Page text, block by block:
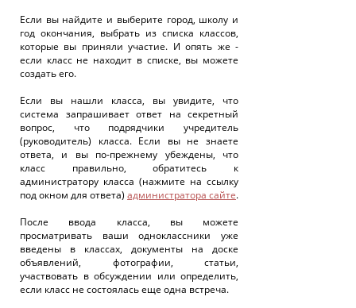
Если вы найдите и выберите город, школу и
год окончания, выбрать из списка классов,
которые вы приняли участие. И опять же -
если класс не находит в списке, вы можете
создать его.
Если вы нашли класса, вы увидите, что
система запрашивает ответ на секретный
вопрос, что подрядчики учредитель
(руководитель) класса. Если вы не знаете
ответа, и вы по-прежнему убеждены, что
класс правильно, обратитесь к
администратору класса (нажмите на ссылку
под окном для ответа) администратора сайте.
После ввода класса, вы можете
просматривать ваши одноклассники уже
введены в классах, документы на доске
объявлений, фотографии, статьи,
участвовать в обсуждении или определить,
если класс не состоялась еще одна встреча.